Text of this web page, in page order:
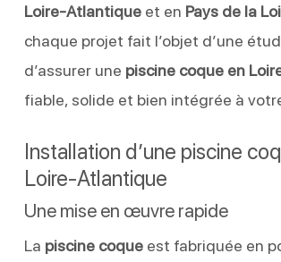
Loire-Atlantiqueet en Pays de la
chaque projet fait l’objet d’une
d’assurer une piscine coque en
fiable, solide et bien intégrée à
Installation d’une piscine
Loire-Atlantique
Une mise en œuvre rapide
La piscine coqueest fabriquée en